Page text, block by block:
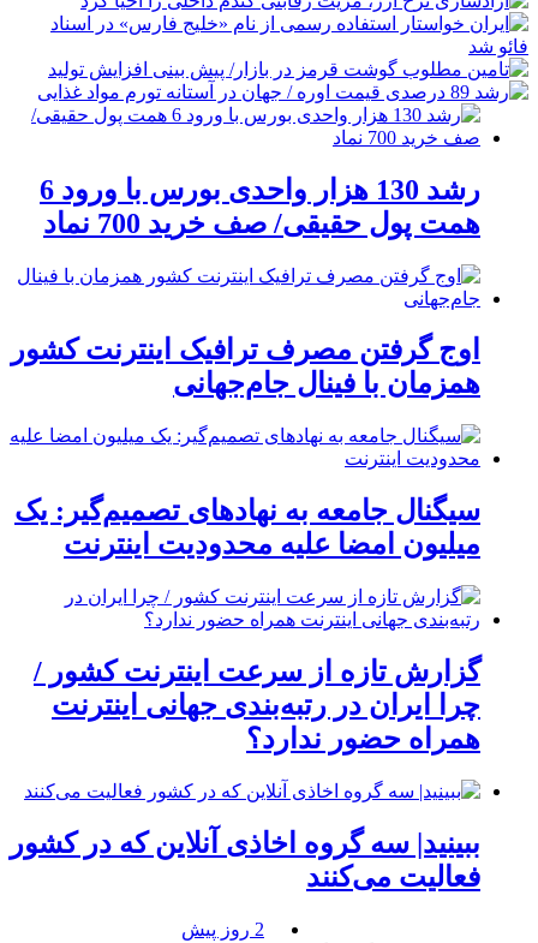
رشد 130 هزار واحدی بورس با ورود 6
همت پول حقیقی/ صف خرید 700 نماد
اوج گرفتن مصرف ترافیک اینترنت کشور
همزمان با فینال جام‌جهانی
سیگنال جامعه به نهادهای تصمیم‌گیر: یک
میلیون امضا علیه محدودیت اینترنت
گزارش تازه از سرعت اینترنت کشور /
چرا ایران در رتبه‌بندی جهانی اینترنت
همراه حضور ندارد؟
ببینید| سه گروه اخاذی آنلاین که در کشور
فعالیت می‌کنند
2 روز پیش